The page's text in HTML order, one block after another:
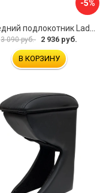
-5%
3 090 руб. 2 936 руб.
В КОРЗИНУ